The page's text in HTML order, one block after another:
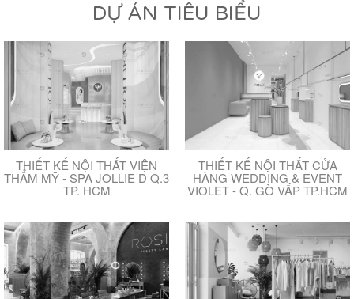
DỰ ÁN TIÊU BIỂU
THIẾT KẾ NỘI THẤT VIỆN
THẨM MỸ - SPA JOLLIE D Q.3
TP. HCM
THIẾT KẾ NỘI THẤT CỬA
HÀNG WEDDING & EVENT
VIOLET - Q. GÒ VẤP TP.HCM